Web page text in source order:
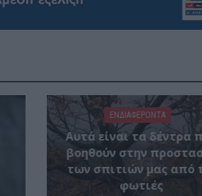
ΕΝΔΙΑΦΕΡΟΝΤΑ
Αυτά είναι τα δέντρα
βοηθούν στην
των σπιτιών μας από
φωτιές